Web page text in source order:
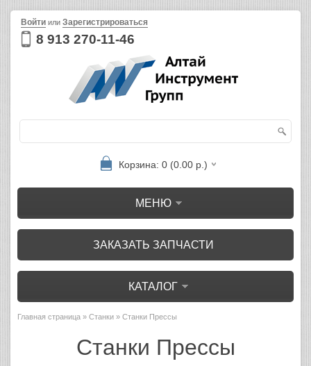
8 913 270-11-46
Войти или Зарегистрироваться
Корзина: 0 (0.00 р.)
МЕНЮ
ЗАКАЗАТЬ ЗАПЧАСТИ
КАТАЛОГ
Главная страница » Станки » Станки Прессы
Станки Прессы